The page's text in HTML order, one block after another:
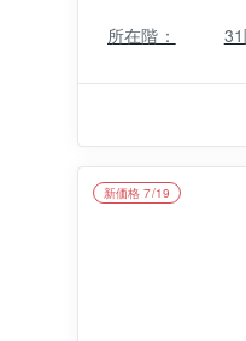
所在階：
新価格 7/19